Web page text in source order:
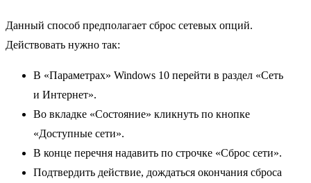
Данный способ предполагает сброс сетевых опций.
Действовать нужно так:
В «Параметрах» Windows 10 перейти в раздел «Сеть
и Интернет».
Во вкладке «Состояние» кликнуть по кнопке
«Доступные сети».
В конце перечня надавить по строчке «Сброс сети».
Подтвердить действие, дождаться окончания сброса